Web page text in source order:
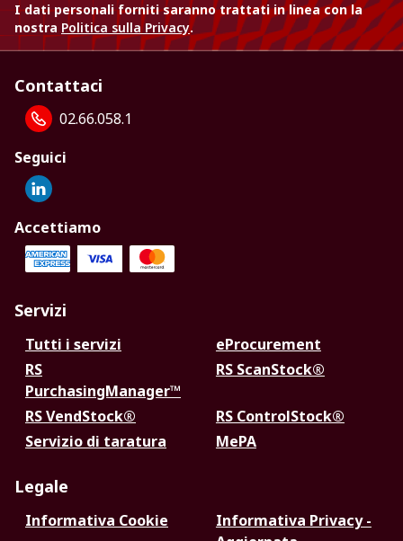
I dati personali forniti saranno trattati in linea con la
nostra Politica sulla Privacy.
Contattaci
02.66.058.1
Seguici
Accettiamo
Servizi
Tutti i servizi
eProcurement
RS
PurchasingManager™
RS ScanStock®
RS VendStock®
RS ControlStock®
Servizio di taratura
MePA
Legale
Informativa Cookie
Informativa Privacy -